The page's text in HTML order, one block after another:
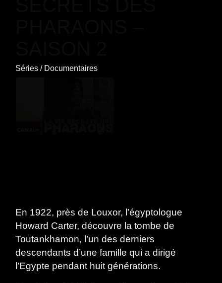
Séries / Documentaires
En 1922, près de Louxor, l’égyptologue
Howard Carter, découvre la tombe de
Toutankhamon, l’un des derniers
descendants d’une famille qui a dirigé
l’Egypte pendant huit générations.